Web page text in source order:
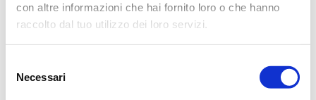
con altre informazioni che hai fornito loro o che hanno
raccolto dal tuo utilizzo dei loro servizi.
delNecessari
ORARI CASA FUNERARIA